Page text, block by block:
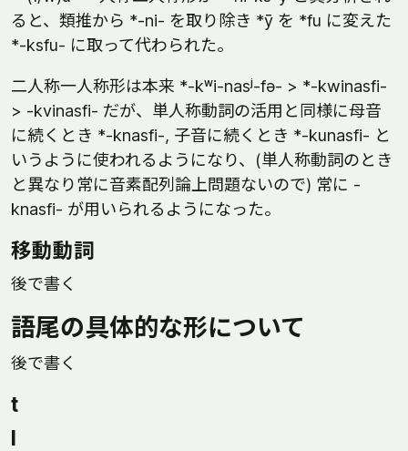
ると、類推から *-ni- を取り除き *ȳ を *fu に変えた
*-ksfu- に取って代わられた。
二人称一人称形は本来 *-kʷi-nasʲ-fə- > *-kwinasfi-
> -kvinasfi- だが、単人称動詞の活用と同様に母音
に続くとき *-knasfi-, 子音に続くとき *-kunasfi- と
いうように使われるようになり、(単人称動詞のとき
と異なり常に音素配列論上問題ないので) 常に -
knasfi- が用いられるようになった。
移動動詞
後で書く
語尾の具体的な形について
後で書く
t
l